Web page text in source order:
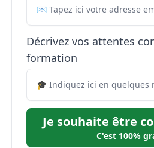
Décrivez vos attentes
formation
Je souhaite être
C'est 100%